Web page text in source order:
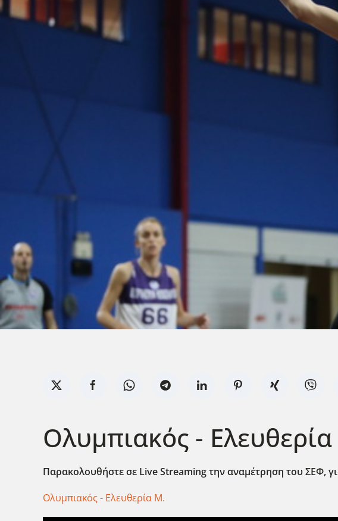
Ολυμπιακός -
Παρακολουθήστε σε Live Streaming την αναμέτρηση του ΣΕΦ,
Ολυμπιακός - Ελευθερία Μ.